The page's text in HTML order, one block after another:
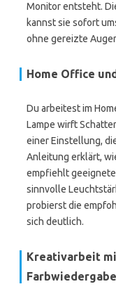
Monitor entsteht.
kannst sie sofort
ohne gereizte
Home Office
Du arbeitest im
Lampe wirft
einer Einstellung,
Anleitung erklärt,
empfiehlt
sinnvolle
probierst die
sich deutlich.
Kreativarbeit
Farbwiedergabe